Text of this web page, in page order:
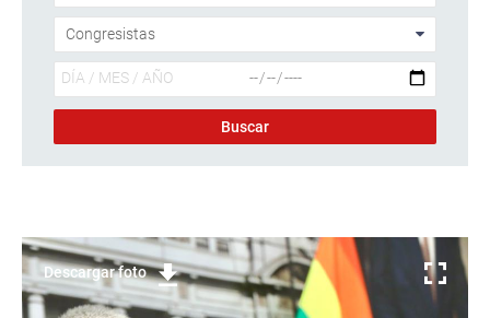
Descargar foto